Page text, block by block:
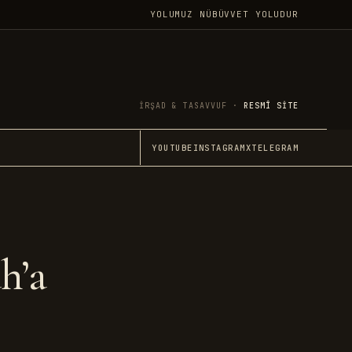
YOLUMUZ NÜBÜVVET YOLUDUR
İRŞAD & TASAVVUF · RESMÎ SITE
YOUTUBE INSTAGRAMXTELEGRAM